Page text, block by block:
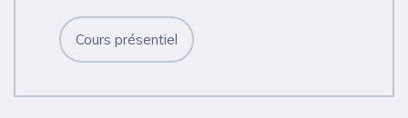
Cours présentiel